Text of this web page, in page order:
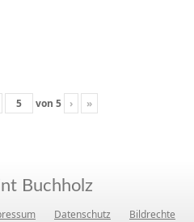
von 5 › »
Buchholz
Datenschutz Bildrechte